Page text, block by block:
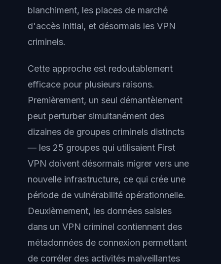
blanchiment, les places de marché
d'accès initial, et désormais les VPN
criminels.
Cette approche est redoutablement
efficace pour plusieurs raisons.
Premièrement, un seul démantèlement
peut perturber simultanément des
dizaines de groupes criminels distincts
— les 25 groupes qui utilisaient First
VPN doivent désormais migrer vers une
nouvelle infrastructure, ce qui crée une
période de vulnérabilité opérationnelle.
Deuxièmement, les données saisies
dans un VPN criminel contiennent des
métadonnées de connexion permettant
de corréler des activités malveillantes